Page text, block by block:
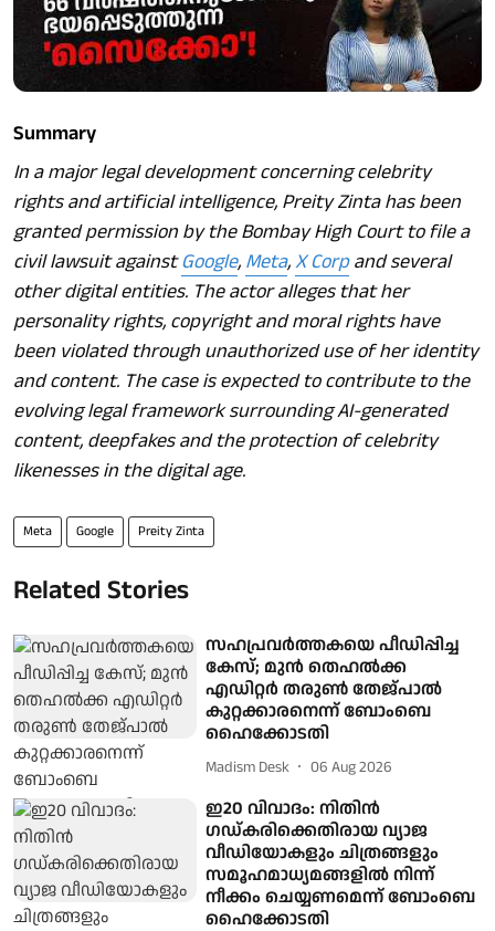
Summary
In a major legal development concerning celebrity
rights and artificial intelligence, Preity Zinta has been
granted permission by the Bombay High Court to file a
civil lawsuit againstGoogle, Meta,X Corpand several
other digital entities. The actor alleges that her
personality rights, copyright and moral rights have
been violated through unauthorized use of her identity
and content. The case is expected to contribute to the
evolving legal framework surrounding AI-generated
content, deepfakes and the protection of celebrity
likenesses in the digital age.
Meta Google Preity Zinta
Related Stories
സഹപ്രവർത്തകയെ പീഡിപ്പിച്ച
കേസ്; മുൻ തെഹൽക്ക
എഡിറ്റർ തരുൺ തേജ്പാൽ
കുറ്റക്കാരനെന്ന് ബോംബെ
ഹൈക്കോടതി
Madism Desk 06 Aug 2026
ഇ20 വിവാദം: നിതിന്‍
ഗഡ്കരിക്കെതിരായ വ്യാജ
വീഡിയോകളും ചിത്രങ്ങളും
സമൂഹമാധ്യമങ്ങളില്‍ നിന്ന്
നീക്കം ചെയ്യണമെന്ന് ബോംബെ
ഹൈക്കോടതി